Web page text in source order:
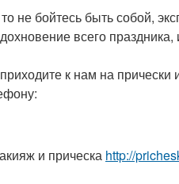
не бойтесь быть собой,
всего
к нам на прически
и прическа http://